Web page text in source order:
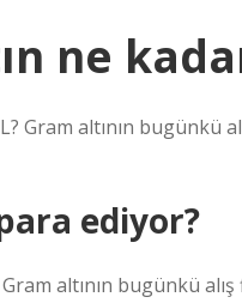
ne
Gram altının bugünkü
ediyor?
altının bugünkü